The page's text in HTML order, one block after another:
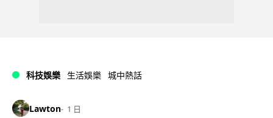
科技娛樂 生活娛樂 城中熱話
Lawton 1 日